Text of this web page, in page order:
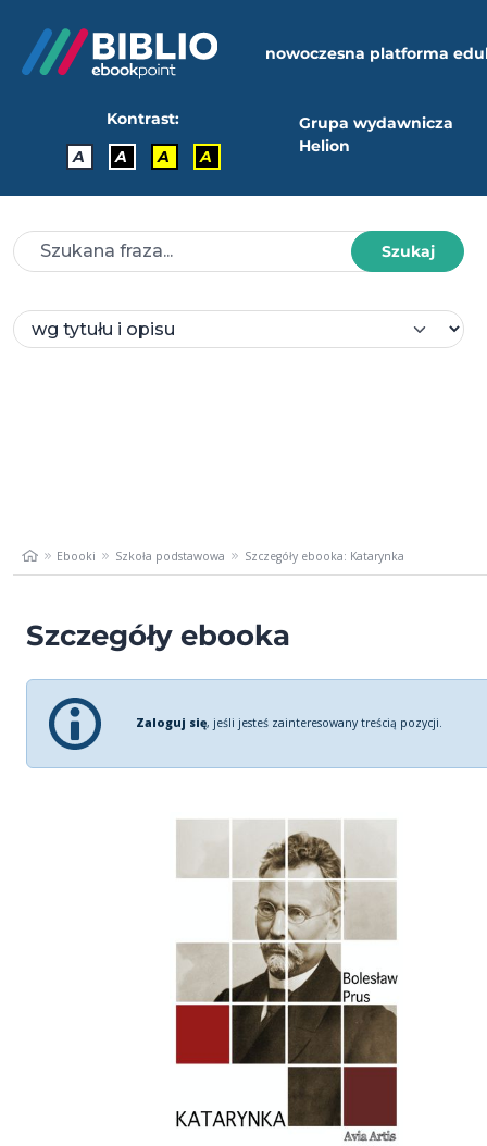
nowoczesna platforma
Kontrast:
A
A A A
Grupa wydawnicza
Helion
Szukaj
Ebooki Szkoła podstawowa Szczegóły ebooka: Katarynka
Szczegóły ebooka
Zaloguj się, jeśli jesteś zainteresowany treścią pozycji.